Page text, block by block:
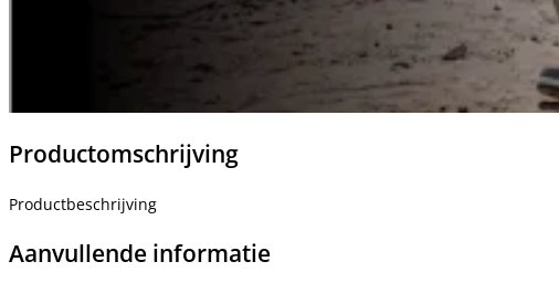
Productomschrijving
Productbeschrijving
Aanvullende informatie